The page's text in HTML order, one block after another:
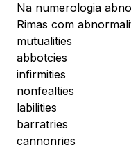
Na numerologia
Rimas com
mutualities
abbotcies
infirmities
nonfealties
labilities
barratries
cannonries